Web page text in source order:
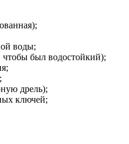
воды;
чтобы был водостойкий);
дрель);
ключей;